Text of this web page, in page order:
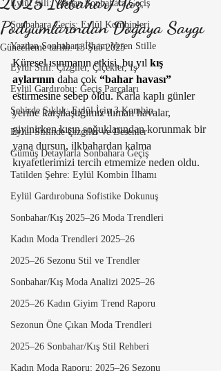
Eylül stili: Yazdan Sonbahara Geçiş
Sonbahara Geçiş: Eylül Kombinleri
Yazdan Sonbahara İlham Veren Stille
Eylül Stili: Çizgiler, Çiçekler, Iş
Eylül Gardırobu: Geçiş Parçaları
Şehirde Şıklık: Eylül İçin 3 Kombin
Eylül Stilinde Çizgiler ve Desenler
Gümüş Detaylarla Sonbahara Geçiş
Tatilden Şehre: Eylül Kombin İlhamı
Eylül Gardırobuna Sofistike Dokunuş
Sonbahar/Kış 2025–26 Moda Trendleri
Kadın Moda Trendleri 2025–26
2025–26 Sezonu Stil ve Trendler
Sonbahar/Kış Moda Analizi 2025–26
2025–26 Kadın Giyim Trend Raporu
Sezonun Öne Çıkan Moda Trendleri
2025–26 Sonbahar/Kış Stil Rehberi
Kadın Moda Raporu: 2025–26 Sezonu
Podyumlarından Doğaya Saygı
Güncelleme tarihi:13 Şub 2025
Küresel ısınmanın etkisi, bu yıl kış
aylarının daha çok “bahar havası”
estirmesine sebep oldu. Karla kaplı günler
yerine karşılaştığımız ılıman havalar,
giyinirken kışın soğuklarından korunmak bir
yana dursun, ilkbahardan kalma
kıyafetlerimizi tercih etmemize neden oldu.